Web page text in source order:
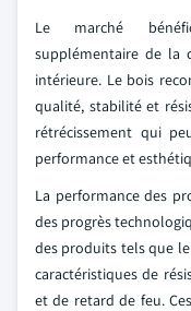
Le marché
supplémentaire de la
intérieure. Le bois
qualité, stabilité et
rétrécissement qui
performance et
La performance des
des progrès
des produits tels que
caractéristiques de
et de retard de feu.